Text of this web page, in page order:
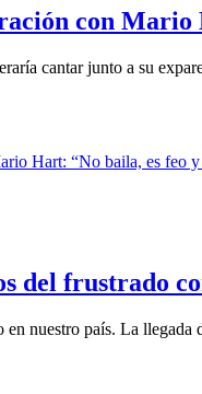
con
cantar junto a su
del frustrado
nuestro país. La llegada